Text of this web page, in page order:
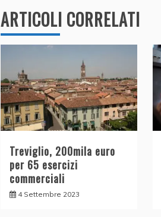
ARTICOLI CORRELATI
Treviglio, 200mila euro
per 65 esercizi
commerciali
4 Settembre 2023